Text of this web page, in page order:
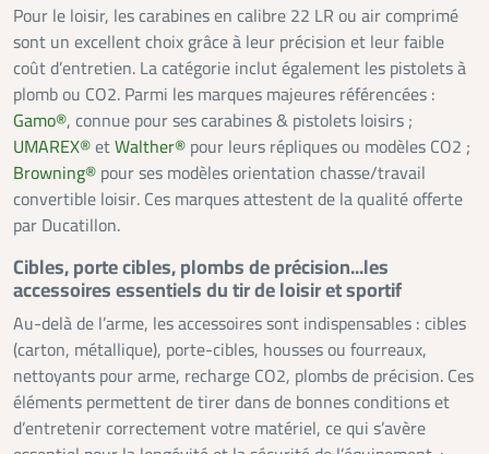
Pour le loisir, les carabines en calibre 22 LR ou air comprimé
sont un excellent choix grâce à leur précision et leur faible
coût d’entretien. La catégorie inclut également les pistolets à
plomb ou CO2. Parmi les marques majeures référencées :
Gamo®, connue pour ses carabines & pistolets loisirs ;
UMAREX®etWalther® pour leurs répliques ou modèles CO2 ;
Browning® pour ses modèles orientation chasse/travail
convertible loisir. Ces marques attestent de la qualité offerte
par Ducatillon.
Cibles, porte cibles, plombs de précision...les
accessoires essentiels du tir de loisir et sportif
Au-delà de l’arme, les accessoires sont indispensables : cibles
(carton, métallique), porte-cibles, housses ou fourreaux,
nettoyants pour arme, recharge CO2, plombs de précision. Ces
éléments permettent de tirer dans de bonnes conditions et
d’entretenir correctement votre matériel, ce qui s’avère